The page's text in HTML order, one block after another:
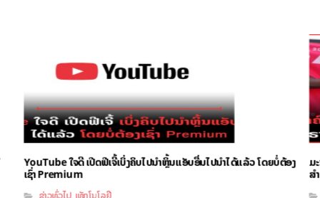
YouTube ໃຈດີ ເປີດຟີເຈີ້ເບິ່ງຄິບໄປນຳຫຼິ້ນແອັບອື່ນໄປນຳໄດ້ແລ້ວ ໂດຍບໍ່ຕ້ອງ
ເຊົ່າ Premium
ຂ່າວທົ່ວໄປ ເທັກໂນໂລຢີ
ມ
ສ